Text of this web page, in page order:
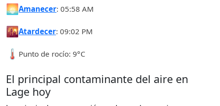
🌅Amanecer: 05:58 AM
🌇Atardecer: 09:02 PM
🌡️ Punto de rocío: 9°C
El principal contaminante del aire en
Lage hoy